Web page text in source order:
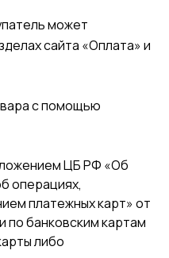
может
сайта «Оплата»и
с помощью
ЦБ РФ «Об
операциях,
платежных карт» от
по банковским картам
либо